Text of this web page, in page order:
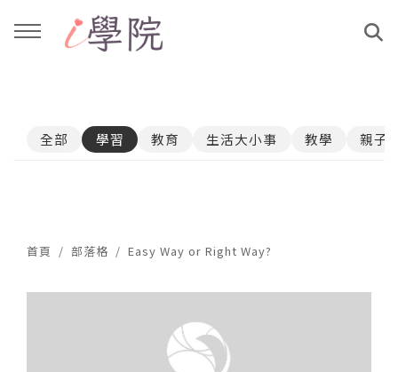
課程介紹
親子共學
公益講座
文章與影音作品
YouTube
媒體報導
全部 學習 教育 生活大小事 教學 親子
首頁 部落格 Easy Way or Right Way?